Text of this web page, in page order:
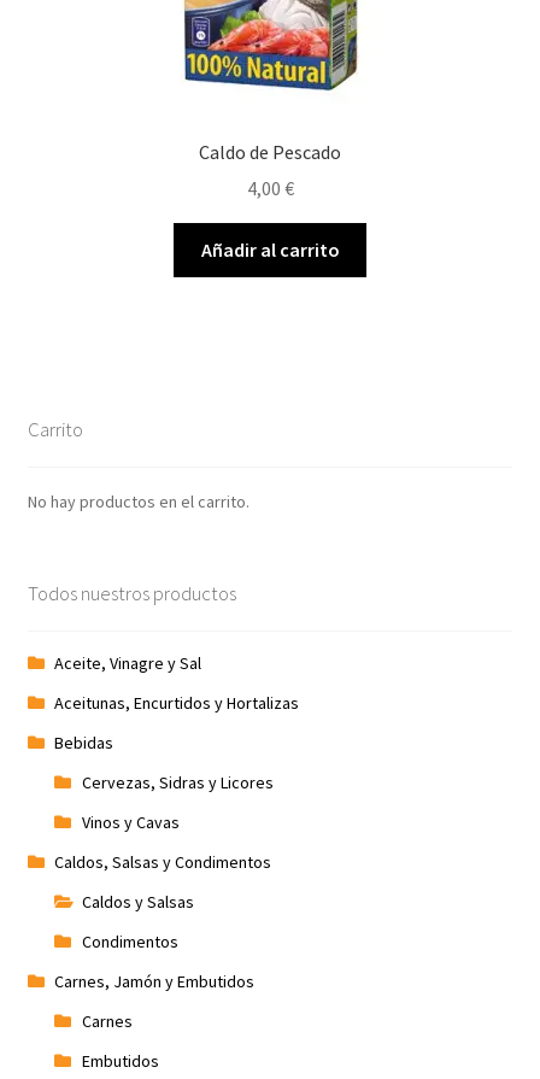
Caldo de Pescado
4,00 €
Añadir al carrito
Carrito
No hay productos en el carrito.
Todos nuestros productos
Aceite, Vinagre y Sal
Aceitunas, Encurtidos y Hortalizas
Bebidas
Cervezas, Sidras y Licores
Vinos y Cavas
Caldos, Salsas y Condimentos
Caldos y Salsas
Condimentos
Carnes, Jamón y Embutidos
Carnes
Embutidos